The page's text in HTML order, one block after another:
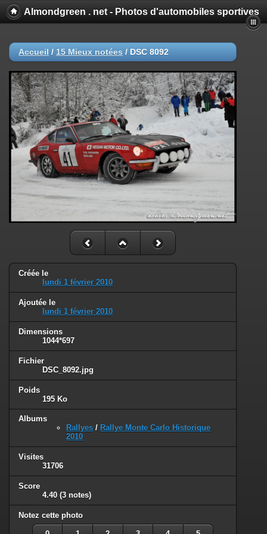
Almondgreen . net - Photos d'automobiles sportives
Accueil / 15 Mieux notées / DSC 8092
Créée le
lundi 1 février 2010
Ajoutée le
lundi 1 février 2010
Dimensions
1044*697
Fichier
DSC_8092.jpg
Poids
195 Ko
Albums
Rallyes / Rallye Monte Carlo Historique
2010
Visites
31706
Score
4.40 (3 notes)
Notez cette photo